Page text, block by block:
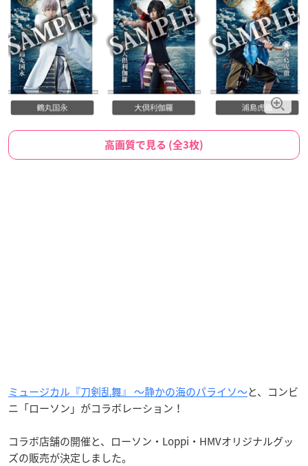
高画質で見る (全3枚)
ミュージカル『刀剣乱舞』 ～静かの海のパライソ～と、コンビ
ニ「ローソン」がコラボレーション！
コラボ店舗の開催と、ローソン・Loppi・HMVオリジナルグッ
ズの販売が決定しました。